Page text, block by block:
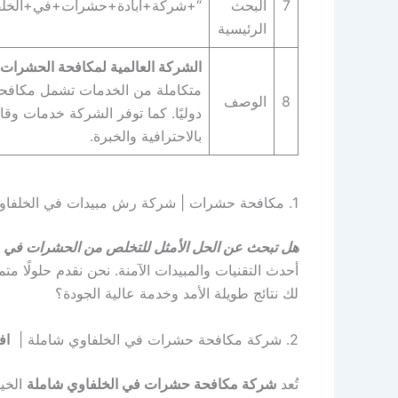
7
البحث
الرئيسية
8 الوصف
الشركة العالمية لمكافحة
متكاملة من الخدمات تشمل مكافحة
دوليًا. كما توفر الشركة خدمات
بالاحترافية والخبرة.
1. مكافحة حشرات | شركة رش مبيدات في الخلفاوي | شركة ابادة حشرات | “+شركة+مكافحة+حشرات+في+الخلفاوي+”
هل تبحث عن الحل الأمثل للتخلص من الحشرات في
أحدث التقنيات والمبيدات الآمنة. نحن نقدم حلولًا
لك نتائج طويلة الأمد وخدمة عالية الجودة؟
2. شركة مكافحة حشرات في الخلفاوي شاملة |
تُعد شركة مكافحة حشرات في الخلفاوي شاملة